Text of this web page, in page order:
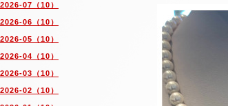
2026-07（10）
2026-06（10）
2026-05（10）
2026-04（10）
2026-03（10）
2026-02（10）